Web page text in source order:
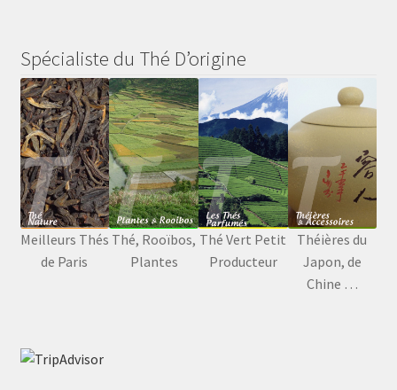
Spécialiste du Thé D’origine
Meilleurs Thés
de Paris
Thé, Rooïbos,
Plantes
Thé Vert Petit
Producteur
Théières du
Japon, de
Chine …